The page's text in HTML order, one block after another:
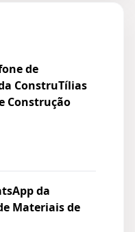
de
ConstruTílias
Construção
da
Materiais de